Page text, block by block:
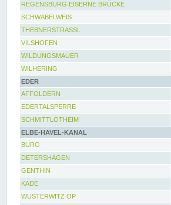
REGENSBURG EISERNE BRÜCKE
SCHWABELWEIS
THEBNERSTRASSL
VILSHOFEN
WILDUNGSMAUER
WILHERING
EDER
AFFOLDERN
EDERTALSPERRE
SCHMITTLOTHEIM
ELBE-HAVEL-KANAL
BURG
DETERSHAGEN
GENTHIN
KADE
WUSTERWITZ OP